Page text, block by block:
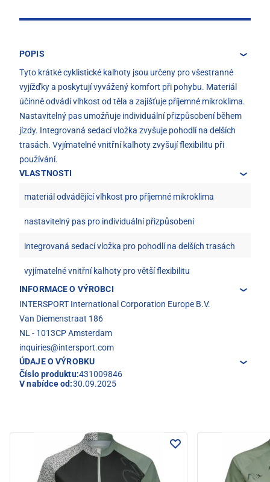
POPIS
Tyto krátké cyklistické kalhoty jsou určeny pro všestranné
vyjížďky a poskytují vyvážený komfort při pohybu. Materiál
účinně odvádí vlhkost od těla a zajišťuje příjemné mikroklima.
Nastavitelný pas umožňuje individuální přizpůsobení během
jízdy. Integrovaná sedací vložka zvyšuje pohodlí na delších
trasách. Vyjímatelné vnitřní kalhoty zvyšují flexibilitu při
používání.
VLASTNOSTI
materiál odvádějící vlhkost pro příjemné mikroklima
nastavitelný pas pro individuální přizpůsobení
integrovaná sedací vložka pro pohodlí na delších trasách
vyjímatelné vnitřní kalhoty pro větší flexibilitu
INFORMACE O VÝROBCI
INTERSPORT International Corporation Europe B.V.
Van Diemenstraat 186
NL - 1013CP Amsterdam
inquiries@intersport.com
ÚDAJE O VÝROBKU
Číslo produktu:431009846
V nabídce od:30.09.2025